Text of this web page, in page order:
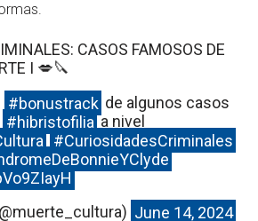
CASOS FAMOSOS DE
I 💋🔪
#bonustrack de algunos casos
#hibristofiliaa nivel
#CuriosidadesCriminales
June 14, 2024